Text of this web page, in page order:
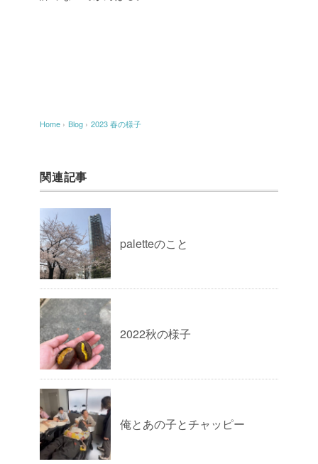
Home › Blog › 2023 春の様子
関連記事
paletteのこと
2022秋の様子
俺とあの子とチャッピー